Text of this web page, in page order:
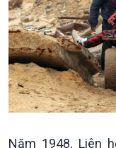
Chính trị
Năm 1948, Liên